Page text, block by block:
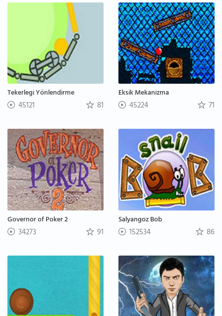
Tekerlegi Yönlendirme
45121 81
Eksik Mekanizma
45224 71
Governor of Poker 2
34273 91
Salyangoz Bob
152534 86